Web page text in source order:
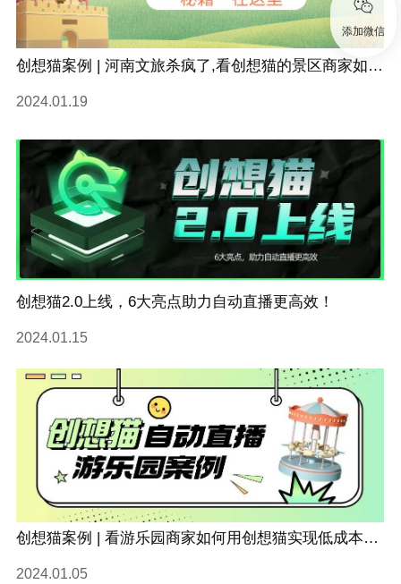
创想猫案例 | 河南文旅杀疯了,看创想猫的景区商家如何通过自动直播接住这泼天的流量！
2024.01.19
创想猫2.0上线，6大亮点助力自动直播更高效！
2024.01.15
创想猫案例 | 看游乐园商家如何用创想猫实现低成本获客、收益增长！
2024.01.05
添加微信